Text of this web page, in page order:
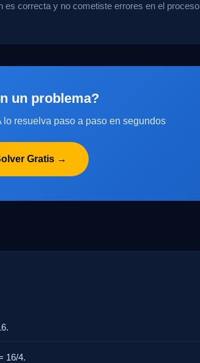
es correcta y no cometiste errores en el proceso
un problema?
resuelva paso a paso en segundos
Gratis →
16/4.